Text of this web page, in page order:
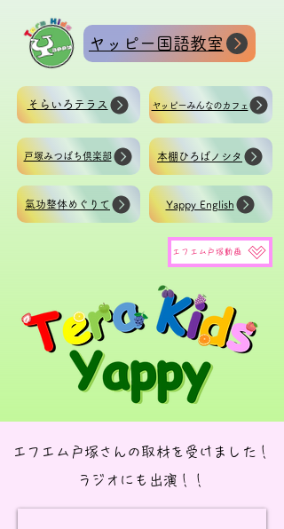
ヤッピー国語教室
そらいろテラス ヤッピーみんなのカフェ
戸塚みつばち倶楽部 本棚ひろばノシタ
氣功整体めぐりて Yappy English
エフエム戸塚動画
エフエム戸塚さんの取材を受けました！
ラジオにも出演！！